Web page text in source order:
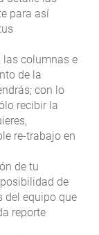
para así
las columnas e
de la
con lo
recibir la
re-trabajo en
de tu
de
del equipo que
reporte